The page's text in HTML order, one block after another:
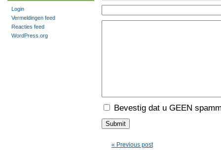
Bevestig dat u GEEN
« Previous post
Login
Vermeldingen feed
Reacties feed
WordPress.org